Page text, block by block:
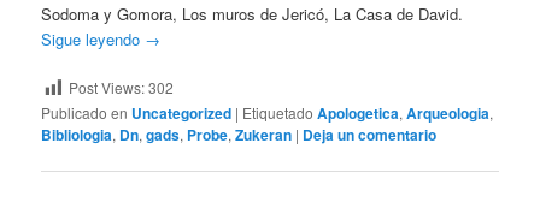
Sodoma y Gomora, Los muros de Jericó, La Casa de David.
Sigue leyendo →
Post Views:302
Publicado en Uncategorized | Etiquetado Apologetica,Arqueologia,
Bibliologia, Dn,gads, Probe,Zukeran | Deja un comentario